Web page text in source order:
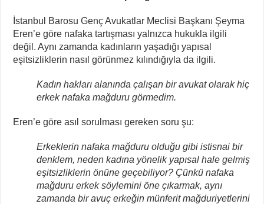
İstanbul Barosu Genç Avukatlar Meclisi Başkanı Şeyma
Eren’e göre nafaka tartışması yalnızca hukukla ilgili
değil. Aynı zamanda kadınların yaşadığı yapısal
eşitsizliklerin nasıl görünmez kılındığıyla da ilgili.
Kadın hakları alanında çalışan bir avukat olarak hiç
erkek nafaka mağduru görmedim.
Eren’e göre asıl sorulması gereken soru şu:
Erkeklerin nafaka mağduru olduğu gibi istisnai bir
denklem, neden kadına yönelik yapısal hale gelmiş
eşitsizliklerin önüne geçebiliyor? Çünkü nafaka
mağduru erkek söylemini öne çıkarmak, aynı
zamanda bir avuç erkeğin münferit mağduriyetlerini